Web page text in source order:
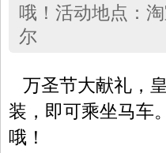
哦！活动地点：
尔
万圣节大献礼，
装，即可乘坐马车
哦！